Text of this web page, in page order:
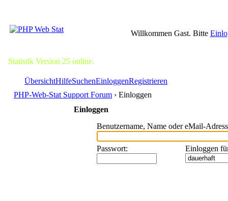
Willkommen Gast. Bitte
Statistik Version 25 online.
ÜbersichtHilfeSuchenEinloggenRegistrieren
PHP-Web-Stat Support Forum › Einloggen
Einloggen
Benutzername, Name oder eMail-
Passwort: Einloggen